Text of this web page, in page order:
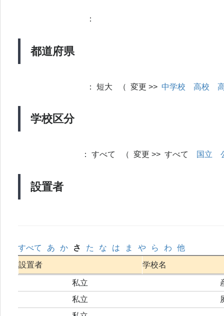
都道府県
：
学校区分
： 短大 （ 変更 >> 中学校 高校
設置者
： すべて （ 変更 >> すべて 国立
すべて あ か さ た な は ま や ら わ
他
設置者
学校名
私立
私立